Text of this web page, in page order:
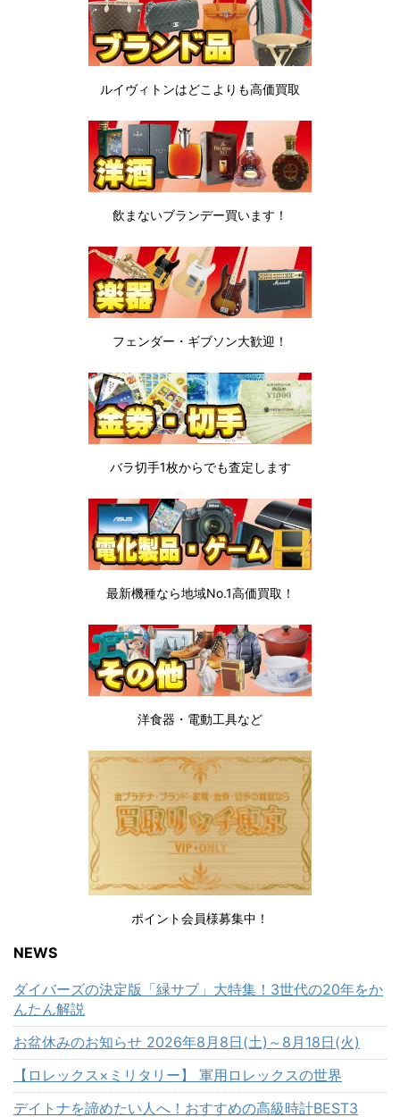
ルイヴィトンはどこよりも高価買取
飲まないブランデー買います！
フェンダー・ギブソン大歓迎！
バラ切手1枚からでも査定します
最新機種なら地域No.1高価買取！
洋食器・電動工具など
ポイント会員様募集中！
NEWS
ダイバーズの決定版「緑サブ」大特集！3世代の20年をか
んたん解説
お盆休みのお知らせ 2026年8月8日(土)～8月18日(火)
【ロレックス×ミリタリー】 軍用ロレックスの世界
デイトナを諦めたい人へ！おすすめの高級時計BEST3